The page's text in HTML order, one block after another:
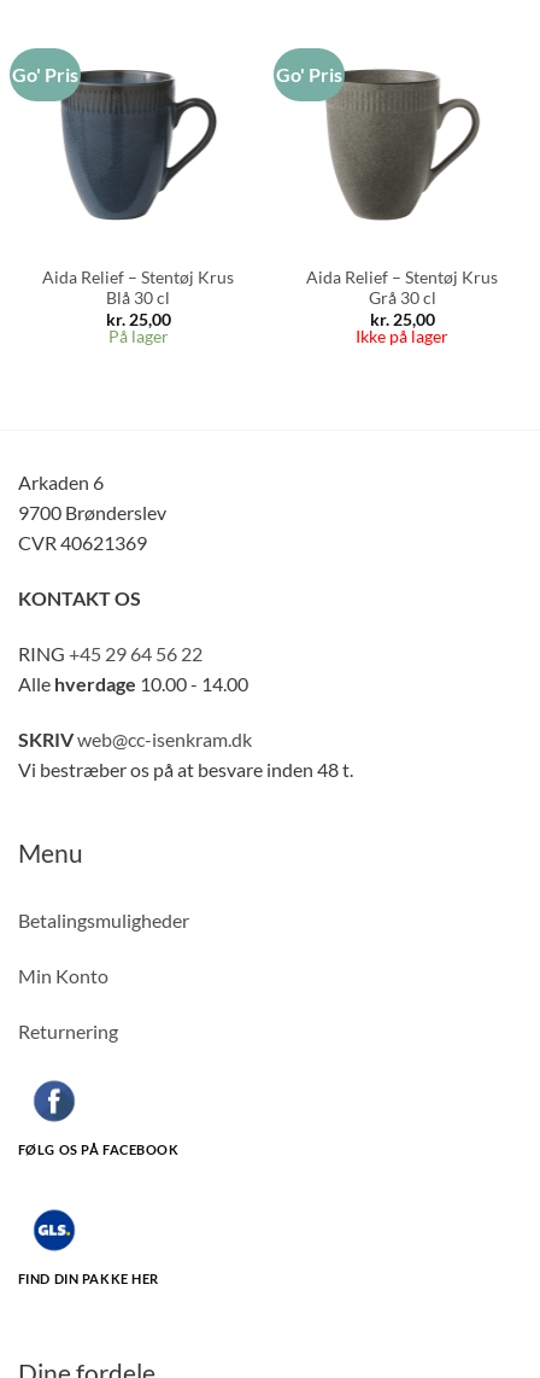
Go' Pris
Aida Relief – Stentøj Krus
Blå 30 cl
kr.25,00
På lager
Go' Pris
Aida Relief – Stentøj Krus
Grå 30 cl
kr.25,00
Ikke på lager
Arkaden 6
9700 Brønderslev
CVR 40621369
KONTAKT OS
RING +45 29 64 56 22
Alle hverdage 10.00 - 14.00
SKRIVweb@cc-isenkram.dk
Vi bestræber os på at besvare inden 48 t.
Menu
Betalingsmuligheder
Min Konto
Returnering
FØLG OS PÅ FACEBOOK
FIND DIN PAKKE HER